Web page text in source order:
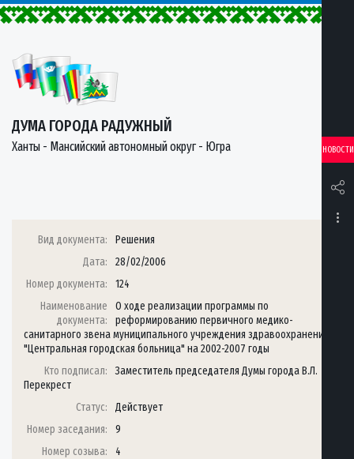
ДУМА ГОРОДА РАДУЖНЫЙ
Ханты - Мансийский автономный округ - Югра НОВОСТИ
Вид документа:
Решения
Дата:
28/02/2006
Номер документа:
124
Наименование
документа:
О ходе реализации программы по
реформированию первичного медико-
санитарного звена муниципального учреждения здравоохранения
"Центральная городская больница" на 2002-2007 годы
Кто подписал:
Заместитель председателя Думы города В.Л.
Перекрест
Статус:
Действует
Номер заседания:
9
Номер созыва:
4